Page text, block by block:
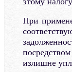
При
излишне